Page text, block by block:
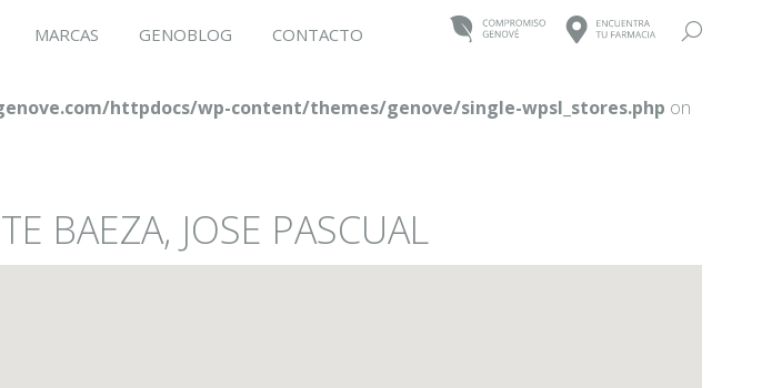
MARCAS GENOBLOG CONTACTO Buscar:
httpdocs/wp-content/themes/genove/single-wpsl_stores.php on
BAEZA, JOSE PASCUAL